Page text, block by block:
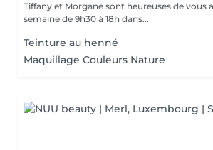
Tiffany et Morgane sont heureuses de vous
semaine de 9h30 à 18h dans...
Teinture au henné
Maquillage Couleurs Nature